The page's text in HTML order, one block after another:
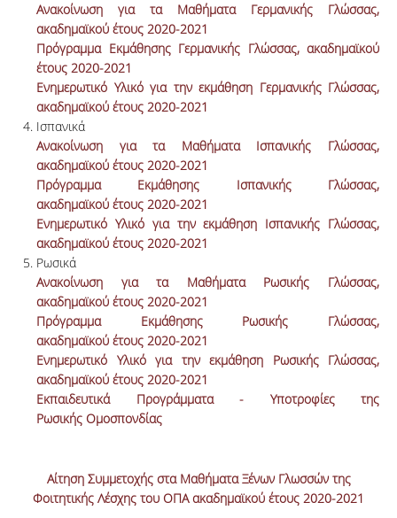
Ανακοίνωση για τα Μαθήματα Γερμανικής Γλώσσας,
ακαδημαϊκού έτους 2020-2021
Πρόγραμμα Εκμάθησης Γερμανικής Γλώσσας, ακαδημαϊκού
έτους 2020-2021
Ενημερωτικό Υλικό για την εκμάθηση Γερμανικής Γλώσσας,
ακαδημαϊκού έτους 2020-2021
Ισπανικά
Ανακοίνωση για τα Μαθήματα Ισπανικής Γλώσσας,
ακαδημαϊκού έτους 2020-2021
Πρόγραμμα Εκμάθησης Ισπανικής Γλώσσας,
ακαδημαϊκού έτους 2020-2021
Ενημερωτικό Υλικό για την εκμάθηση Ισπανικής Γλώσσας,
ακαδημαϊκού έτους 2020-2021
Ρωσικά
Ανακοίνωση για τα Μαθήματα Ρωσικής Γλώσσας,
ακαδημαϊκού έτους 2020-2021
Πρόγραμμα Εκμάθησης Ρωσικής Γλώσσας,
ακαδημαϊκού έτους 2020-2021
Ενημερωτικό Υλικό για την εκμάθηση Ρωσικής Γλώσσας,
ακαδημαϊκού έτους 2020-2021
Εκπαιδευτικά Προγράμματα - Υποτροφίες της
Ρωσικής Ομοσπονδίας
Αίτηση Συμμετοχής στα Μαθήματα Ξένων Γλωσσών της
Φοιτητικής Λέσχης του ΟΠΑ ακαδημαϊκού έτους 2020-2021